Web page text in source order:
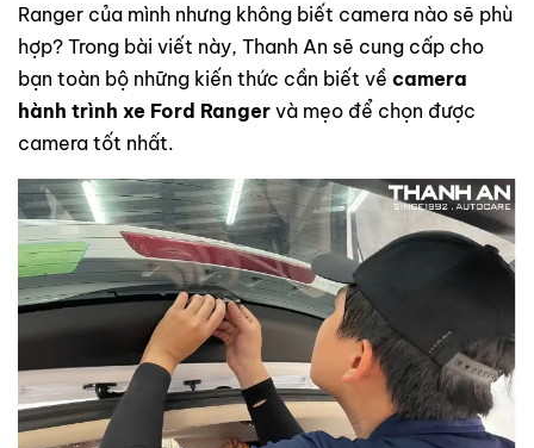
Ranger của mình nhưng không biết camera nào sẽ phù
hợp? Trong bài viết này, Thanh An sẽ cung cấp cho
bạn toàn bộ những kiến thức cần biết về camera
hành trình xe Ford Ranger và mẹo để chọn được
camera tốt nhất.